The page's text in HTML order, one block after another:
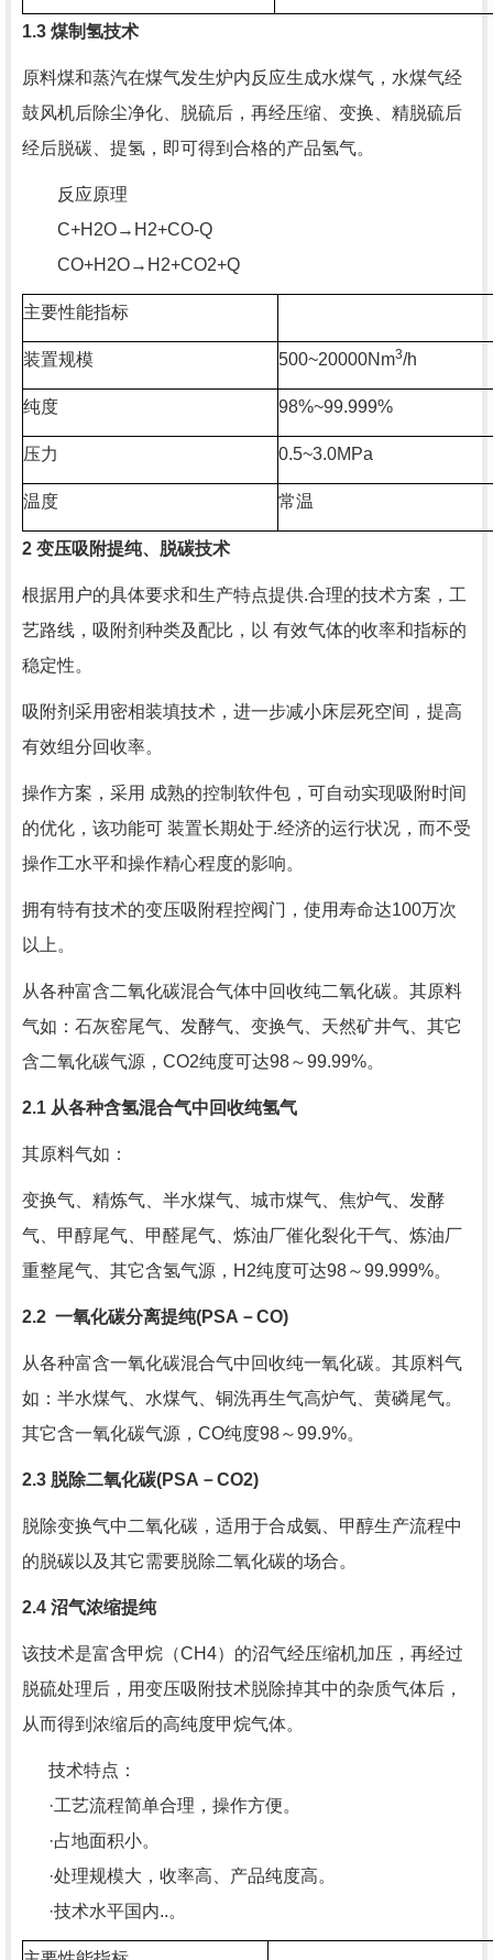
1.3 煤制氢技术
原料煤和蒸汽在煤气发生炉内反应生成水煤气，水煤气经
鼓风机后除尘净化、脱硫后，再经压缩、变换、精脱硫后
经后脱碳、提氢，即可得到合格的产品氢气。
反应原理
C+H2O→H2+CO-Q
CO+H2O→H2+CO2+Q
主要性能指标
装置规模 500~20000Nm3/h
纯度 98%~99.999%
压力 0.5~3.0MPa
温度 常温
2 变压吸附提纯、脱碳技术
根据用户的具体要求和生产特点提供.合理的技术方案，工
艺路线，吸附剂种类及配比，以 有效气体的收率和指标的
稳定性。
吸附剂采用密相装填技术，进一步减小床层死空间，提高
有效组分回收率。
操作方案，采用 成熟的控制软件包，可自动实现吸附时间
的优化，该功能可 装置长期处于.经济的运行状况，而不受
操作工水平和操作精心程度的影响。
拥有特有技术的变压吸附程控阀门，使用寿命达100万次
以上。
从各种富含二氧化碳混合气体中回收纯二氧化碳。其原料
气如：石灰窑尾气、发酵气、变换气、天然矿井气、其它
含二氧化碳气源， CO2纯度可达98～99.99%。
2.1 从各种含氢混合气中回收纯氢气
其原料气如：
变换气、精炼气、半水煤气、城市煤气、焦炉气、发酵
气、甲醇尾气、甲醛尾气、炼油厂催化裂化干气、炼油厂
重整尾气、其它含氢气源， H2纯度可达98～99.999%。
2.2 一氧化碳分离提纯(PSA －CO)
从各种富含一氧化碳混合气中回收纯一氧化碳。其原料气
如：半水煤气、水煤气、铜洗再生气高炉气、黄磷尾气。
其它含一氧化碳气源， CO纯度98～99.9%。
2.3 脱除二氧化碳(PSA －CO2)
脱除变换气中二氧化碳，适用于合成氨、甲醇生产流程中
的脱碳以及其它需要脱除二氧化碳的场合。
2.4 沼气浓缩提纯
该技术是富含甲烷（CH4）的沼气经压缩机加压，再经过
脱硫处理后，用变压吸附技术脱除掉其中的杂质气体后，
从而得到浓缩后的高纯度甲烷气体。
技术特点：
·工艺流程简单合理，操作方便。
·占地面积小。
·处理规模大，收率高、产品纯度高。
·技术水平国内..。